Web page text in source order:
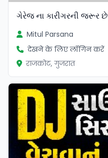
ગેરેજ ના કારીગરની જરૂર છે
Mitul Parsana
देखने के लिए लॉगिन करें
राजकोट, गुजरात